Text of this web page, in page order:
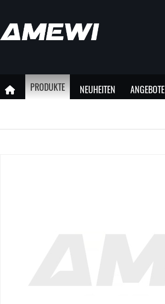
PRODUKTE NEUHEITEN ANGEBOTE